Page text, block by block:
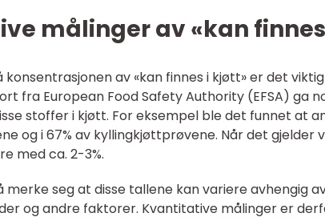
målinger av «kan
av «kan finnes i kjøtt» er det
fra European Food Safety Authority (EFSA) ga
stoffer i kjøtt. For eksempel ble det funnet at
og i 67% av kyllingkjøttprøvene. Når det gjelder
med ca. 2-3%.
merke seg at disse tallene kan variere avhengig
og andre faktorer. Kvantitative målinger er